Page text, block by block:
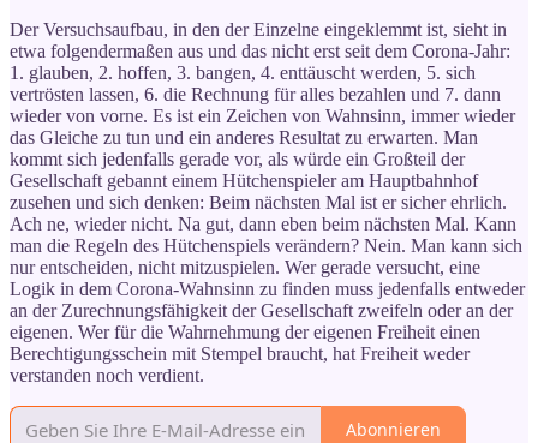
Der Versuchsaufbau, in den der Einzelne eingeklemmt ist, sieht in
etwa folgendermaßen aus und das nicht erst seit dem Corona-Jahr:
1. glauben, 2. hoffen, 3. bangen, 4. enttäuscht werden, 5. sich
vertrösten lassen, 6. die Rechnung für alles bezahlen und 7. dann
wieder von vorne. Es ist ein Zeichen von Wahnsinn, immer wieder
das Gleiche zu tun und ein anderes Resultat zu erwarten. Man
kommt sich jedenfalls gerade vor, als würde ein Großteil der
Gesellschaft gebannt einem Hütchenspieler am Hauptbahnhof
zusehen und sich denken: Beim nächsten Mal ist er sicher ehrlich.
Ach ne, wieder nicht. Na gut, dann eben beim nächsten Mal. Kann
man die Regeln des Hütchenspiels verändern? Nein. Man kann sich
nur entscheiden, nicht mitzuspielen. Wer gerade versucht, eine
Logik in dem Corona-Wahnsinn zu finden muss jedenfalls entweder
an der Zurechnungsfähigkeit der Gesellschaft zweifeln oder an der
eigenen. Wer für die Wahrnehmung der eigenen Freiheit einen
Berechtigungsschein mit Stempel braucht, hat Freiheit weder
verstanden noch verdient.
Abonnieren